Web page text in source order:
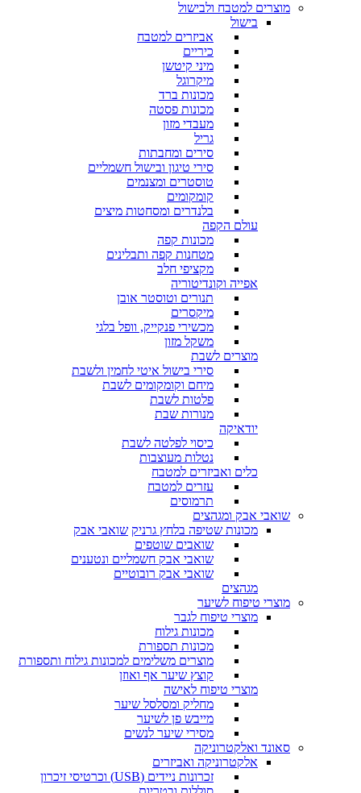
מוצרים למטבח ולבישול
בישול
אביזרים למטבח
כיריים
מיני קיטשן
מיקרוגל
מכונות ברד
מכונות פסטה
מעבדי מזון
גריל
סירים ומחבתות
סירי טיגון ובישול חשמליים
טוסטרים ומצנמים
קומקומים
בלנדרים ומסחטות מיצים
עולם הקפה
מכונות קפה
מטחנות קפה ותבלינים
מקציפי חלב
אפייה וקונדיטוריה
תנורים וטוסטר אובן
מיקסרים
מכשירי פנקייק, וופל בלגי
משקל מזון
מוצרים לשבת
סירי בישול איטי לחמין ולשבת
מיחם וקומקומים לשבת
פלטות לשבת
מנורות שבת
יודאיקה
כיסוי לפלטה לשבת
נטלות מעוצבות
כלים ואביזרים למטבח
עזרים למטבח
תרמוסים
שואבי אבק ומגהצים
מכונות שטיפה בלחץ גרניק שואבי אבק
שואבים שוטפים
שואבי אבק חשמליים ונטענים
שואבי אבק רובוטיים
מגהצים
מוצרי טיפוח לשיער
מוצרי טיפוח לגבר
מכונות גילוח
מכונות תספורת
מוצרים משלימים למכונות גילוח ותספורת
קוצץ שיער אף ואוזן
מוצרי טיפוח לאישה
מחליק ומסלסל שיער
מייבש פן לשיער
מסירי שיער לנשים
סאונד ואלקטרוניקה
אלקטרוניקה ואביזרים
זכרונות ניידים (USB) וכרטיסי זיכרון